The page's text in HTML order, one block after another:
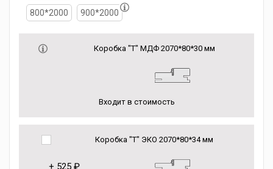
800*2000 900*2000
Коробка "Т" МДФ 2070*80*30 мм
Входит в стоимость
Коробка "Т" ЭКО 2070*80*34 мм
+ 525 ₽